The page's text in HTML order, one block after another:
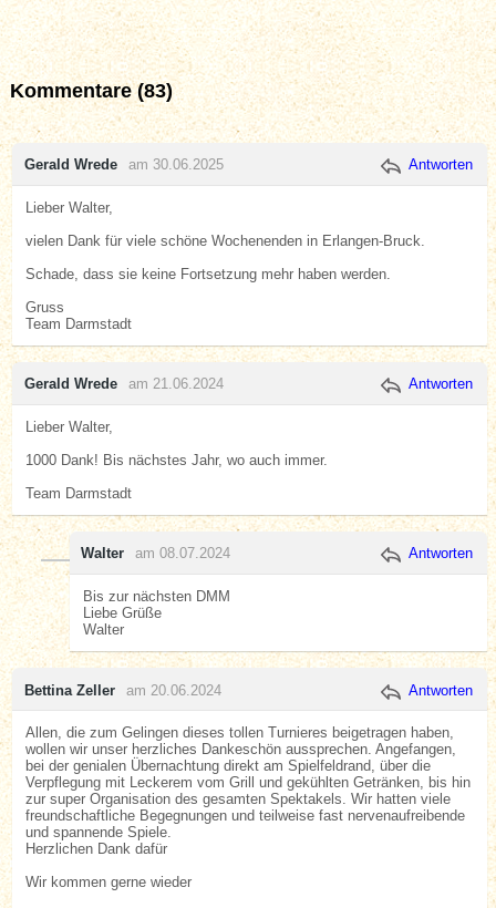
Kommentare (83)
Gerald Wrede am 30.06.2025 Antworten
Lieber Walter,
vielen Dank für viele schöne Wochenenden in Erlangen-Bruck.
Schade, dass sie keine Fortsetzung mehr haben werden.
Gruss
Team Darmstadt
Gerald Wrede am 21.06.2024 Antworten
Lieber Walter,
1000 Dank! Bis nächstes Jahr, wo auch immer.
Team Darmstadt
Walter am 08.07.2024 Antworten
Bis zur nächsten DMM
Liebe Grüße
Walter
Bettina Zeller am 20.06.2024 Antworten
Allen, die zum Gelingen dieses tollen Turnieres beigetragen haben,
wollen wir unser herzliches Dankeschön aussprechen. Angefangen,
bei der genialen Übernachtung direkt am Spielfeldrand, über die
Verpflegung mit Leckerem vom Grill und gekühlten Getränken, bis hin
zur super Organisation des gesamten Spektakels. Wir hatten viele
freundschaftliche Begegnungen und teilweise fast nervenaufreibende
und spannende Spiele.
Herzlichen Dank dafür
Wir kommen gerne wieder